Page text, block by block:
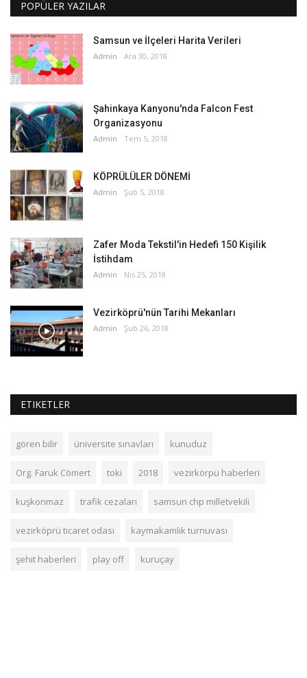
POPÜLER YAZILAR
Samsun ve İlçeleri Harita Verileri
Admin Ara 30, 2018
Şahinkaya Kanyonu'nda Falcon Fest
Organizasyonu
Admin Tem 5, 2018
KÖPRÜLÜLER DÖNEMİ
Admin Şub 5, 2018
Zafer Moda Tekstil'in Hedefi 150 Kişilik
İstihdam
Admin Nis 25, 2018
Vezirköprü'nün Tarihi Mekanları
Admin Şub 26, 2018
ETIKETLER
gören bilir üniversite sınavları kunuduz
Org. Faruk Cömert toki 2018 vezirkörpü haberleri
kuşkonmaz trafik cezaları samsun chp milletvekili
vezirköprü ticaret odası kaymakamlık turnuvası
şehit haberleri play off kuruçay